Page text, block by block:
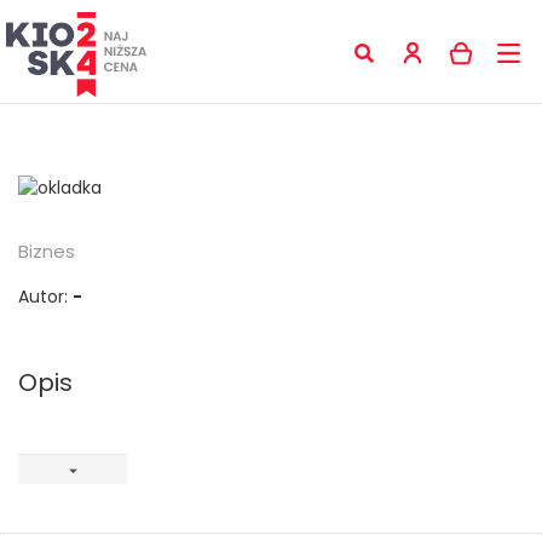
Biznes
Autor: -
Opis